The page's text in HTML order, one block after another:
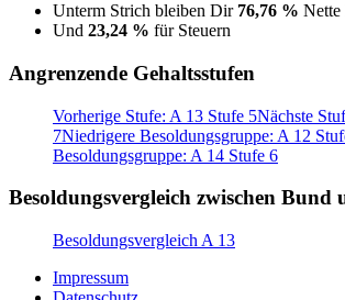
Unterm Strich bleiben Dir 76,76 % Nette
Und 23,24 % für Steuern
Angrenzende Gehaltsstufen
Vorherige Stufe: A 13 Stufe 5Nächste
7Niedrigere Besoldungsgruppe: A 12
Besoldungsgruppe: A 14 Stufe 6
Besoldungsvergleich zwischen Bund
Besoldungsvergleich A 13
Impressum